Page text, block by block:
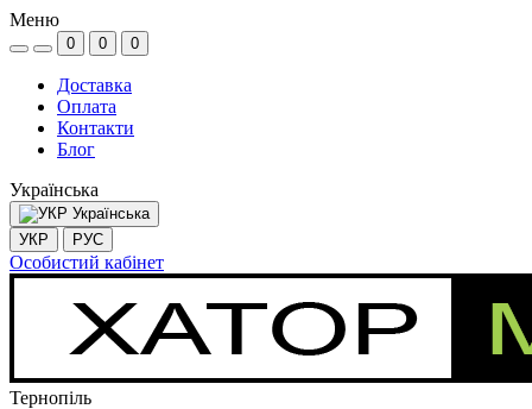
Меню
0 0 0
Доставка
Оплата
Контакти
Блог
Українська
Українська
УКР
РУС
Особистий кабінет
Тернопіль